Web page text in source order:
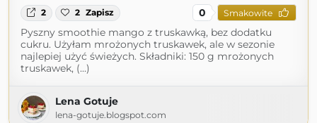
2 2 Zapisz 0 Smakowite
Pyszny smoothie mango z truskawką, bez dodatku
cukru. Użyłam mrożonych truskawek, ale w sezonie
najlepiej użyć świeżych. Składniki: 150 g mrożonych
truskawek, (...)
Lena Gotuje
lena-gotuje.blogspot.com